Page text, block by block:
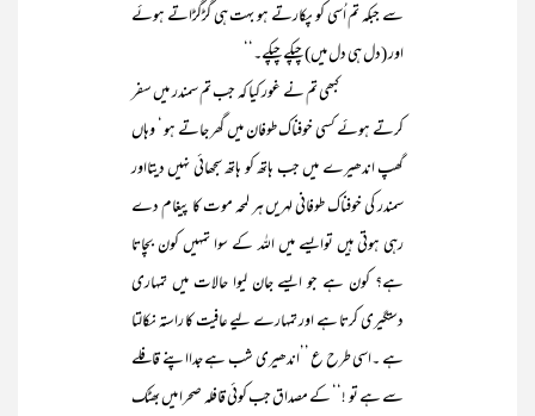
سے جبکہ تم اُسی کو پکارتے ہو بہت ہی گڑگڑاتے ہوئے
اور (دل ہی دل میں) چپکے چپکے۔‘‘
کبھی تم نے غور کیا کہ جب تم سمندر میں سفر
کرتے ہوئے کسی خوفناک طوفان میں گھر جاتے ہو ‘ وہاں
گھپ اندھیرے میں جب ہاتھ کو ہاتھ سجھائی نہیں دیتااور
سمندر کی خوفناک طوفانی لہریں ہر لمحہ موت کا پیغام دے
رہی ہوتی ہیں توایسے میں اللہ کے سوا تمہیں کون بچاتا
ہے؟ کون ہے جو ایسے جان لیوا حالات میں تمہاری
دستگیری کرتا ہے اور تمہارے لیے عافیت کا راستہ نکالتا
ہے ۔اسی طرح ع ’’اندھیری شب ہے جدااپنے قافلے
سے ہے تو !‘‘ کے مصداق جب کوئی قافلہ صحرا میں بھٹک